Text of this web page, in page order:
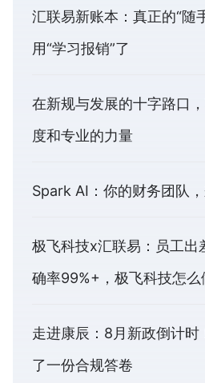
汇联易新账本：真正的“随
用“学习报销”了
在新规与发展的十字路口
度和专业的力量
Spark AI：你的财务团队
极飞科技x汇联易：员工出
确率99%+，极飞科技怎么
走进康辰：8月新政倒计时
了一份合规答卷